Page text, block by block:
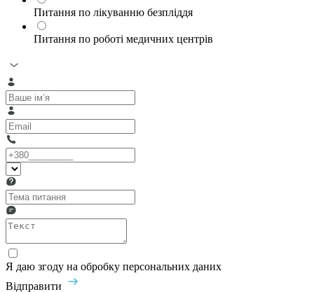
Питання по лікуванню безпліддя
Питання по роботі медичних центрів
Я даю згоду на обробку персональних даних
Відправити